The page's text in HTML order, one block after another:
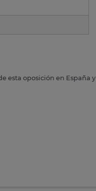
esta oposición en España y